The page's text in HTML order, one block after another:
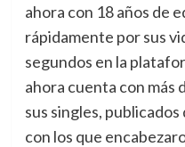
ahora con 18 años de
rápidamente por sus
segundos en la
ahora cuenta con más
sus singles,
con los que